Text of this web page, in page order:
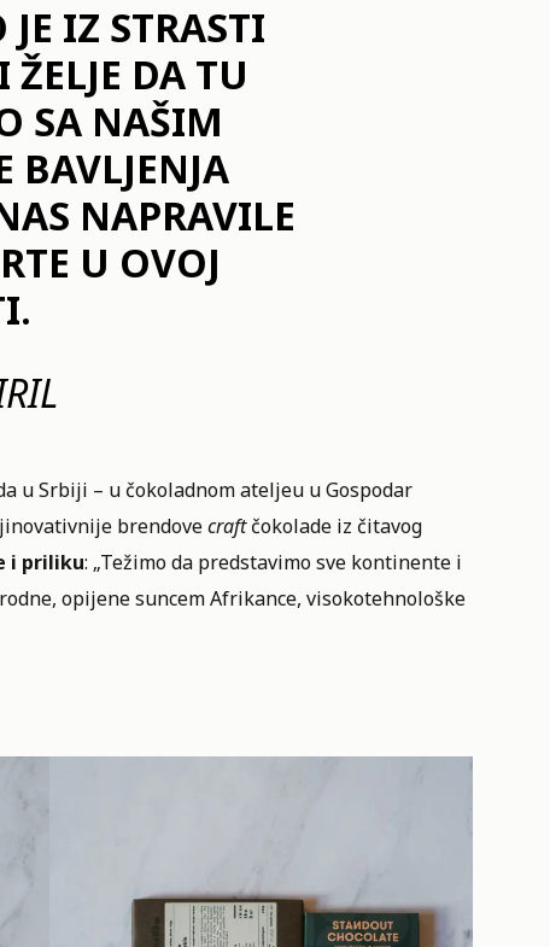
IZ STRASTI
DA TU
SA NAŠIM
BAVLJENJA
NAPRAVILE
U OVOJ
u Srbiji – u čokoladnom ateljeu u Gospodar
brendovecraftčokolade iz čitavog
i priliku: „Težimo da predstavimo sve kontinente i
opijene suncem Afrikance, visokotehnološke